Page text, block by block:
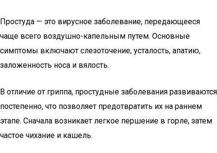
Простуда — это вирусное заболевание, передающееся
чаще всего воздушно-капельным путем. Основные
симптомы включают слезоточение, усталость, апатию,
заложенность носа и вялость.
В отличие от гриппа, простудные заболевания развиваются
постепенно, что позволяет предотвратить их на раннем
этапе. Сначала возникает легкое першение в горле, затем
частое чихание и кашель.